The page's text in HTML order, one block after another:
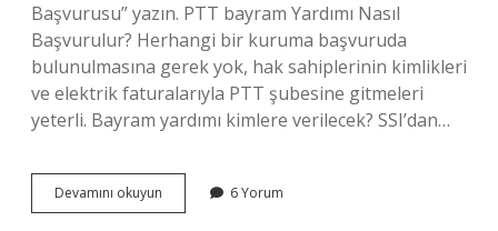
Başvurusu” yazın. PTT bayram Yardımı Nasıl
Başvurulur? Herhangi bir kuruma başvuruda
bulunulmasına gerek yok, hak sahiplerinin kimlikleri
ve elektrik faturalarıyla PTT şubesine gitmeleri
yeterli. Bayram yardımı kimlere verilecek? SSI’dan…
Devamını okuyun
Yardım
6 Yorum